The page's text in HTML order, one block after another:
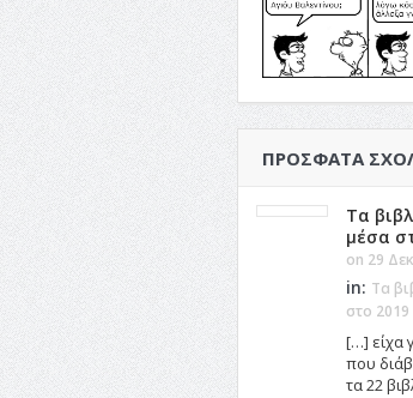
ΠΡΌΣΦΑΤΑ
Τα
μέσα
on 29 Δεκ
in: Τα
στο 2019
[…] είχα
που
τα 22